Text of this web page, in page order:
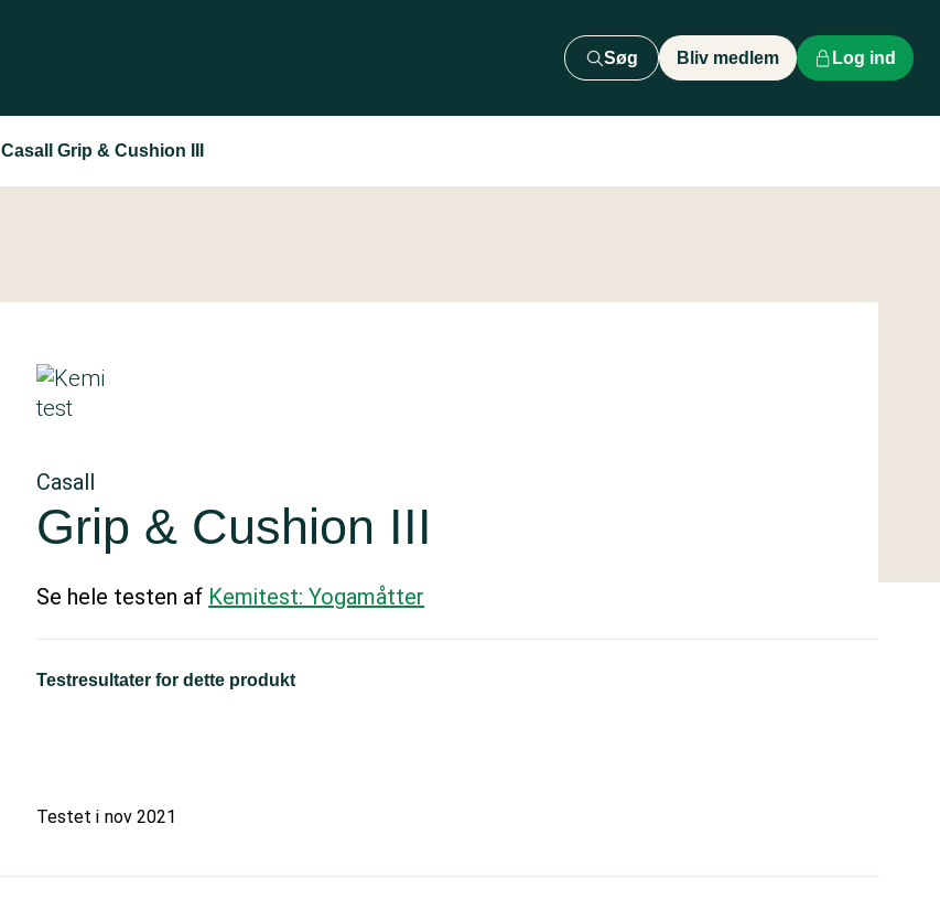
Søg Bliv medlem Log ind
Casall Grip & Cushion III
Casall
Grip & Cushion III
Se hele testen af Kemitest: Yogamåtter
Testresultater for dette produkt
Testet i nov 2021